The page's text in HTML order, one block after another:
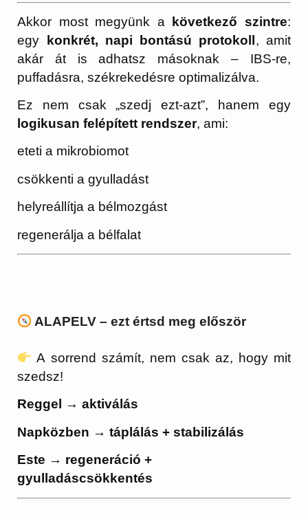
Akkor most megyünk a következő szintre:
egy konkrét, napi bontású protokoll, amit
akár át is adhatsz másoknak – IBS-re,
puffadásra, székrekedésre optimalizálva.
Ez nem csak „szedj ezt-azt”, hanem egy
logikusan felépített rendszer, ami:
eteti a mikrobiomot
csökkenti a gyulladást
helyreállítja a bélmozgást
regenerálja a bélfalat
ALAPELV – ezt értsd meg először
A sorrend számít, nem csak az, hogy mit
szedsz!
Reggel → aktiválás
Napközben → táplálás + stabilizálás
Este → regeneráció +
gyulladáscsökkentés